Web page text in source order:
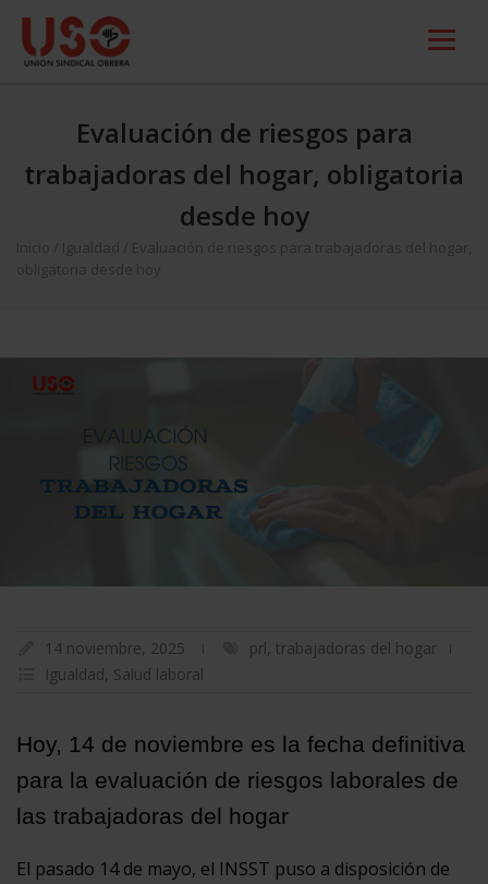
Evaluación de riesgos para
trabajadoras del hogar, obligatoria
desde hoy
Inicio Igualdad
Evaluación de riesgos para trabajadoras del hogar,
obligatoria desde hoy
14 noviembre, 2025 prl, trabajadoras del hogar
Igualdad, Salud laboral
Hoy, 14 de noviembre es la fecha definitiva
para la evaluación de riesgos laborales de
las trabajadoras del hogar
El pasado 14 de mayo, el INSST puso a disposición de